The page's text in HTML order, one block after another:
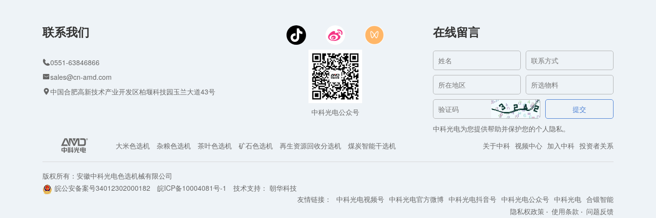
联系我们
0551-63846866
sales@cn-amd.com
中国合肥高新技术产业开发区柏堰科技园玉兰大道43号
中科光电公众号
在线留言
中科光电为您提供帮助并保护您的个人隐私。
大米色选机
杂粮色选机 茶叶色选机 矿石色选机 再生资源回收分选机 煤炭智能干选机 关于中科 视频中心 加入中科 投资者关系
版权所有：安徽中科光电色选机械有限公司
皖公安备案号34012302000182 皖ICP备10004081号-1 技术支持 ： 朝华科技
友情链接：
中科光电视频号 中科光电官方微博 中科光电抖音号 中科光电公众号 中科光电 合锻智能
隐私权政策
使用条款 问题反馈